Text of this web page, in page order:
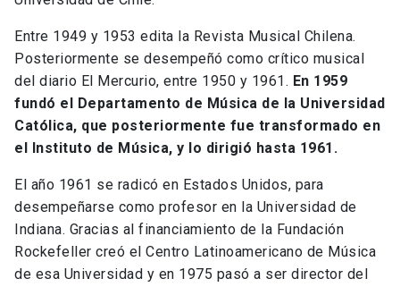
Entre 1949 y 1953 edita la Revista Musical Chilena.
Posteriormente se desempeñó como crítico musical
del diario El Mercurio, entre 1950 y 1961. En 1959
fundó el Departamento de Música de la Universidad
Católica, que posteriormente fue transformado en
el Instituto de Música, y lo dirigió hasta 1961.
El año 1961 se radicó en Estados Unidos, para
desempeñarse como profesor en la Universidad de
Indiana. Gracias al financiamiento de la Fundación
Rockefeller creó el Centro Latinoamericano de Música
de esa Universidad y en 1975 pasó a ser director del